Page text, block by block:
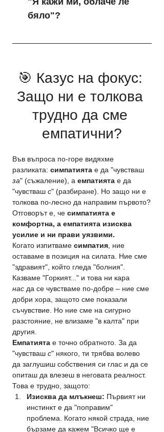
бяло"?
🎯 Казус на фокус:
Защо ни е толкова
трудно да сме
емпатични?
Във въпроса по-горе видяхме
разликата: симпатията е да "чувстваш
за" (съжаление), а емпатията е да
"чувстваш с" (разбиране). Но защо ни е
толкова по-лесно да направим първото?
Отговорът е, че симпатията е
комфортна, а емпатията изисква
усилие и ни прави уязвими.
Когато изпитваме симпатия , ние
оставаме в позиция на силата. Ние сме
"здравият", който гледа "болния".
Казваме "Горкият..." и това ни кара
нас да се чувстваме по-добре – ние сме
добри хора, защото сме показали
съчувствие. Но ние сме на сигурно
разстояние, не влизаме "в калта" при
другия.
Емпатията е точно обратното. За да
"чувстваш с" някого, ти трябва волево
да заглушиш собствения си глас и да се
опиташ да влезеш в неговата реалност.
Това е трудно, защото:
Изисква да млъкнеш: Първият ни
инстинкт е да "поправим"
проблема. Когато някой страда, ние
бързаме да кажем "Всичко ще е